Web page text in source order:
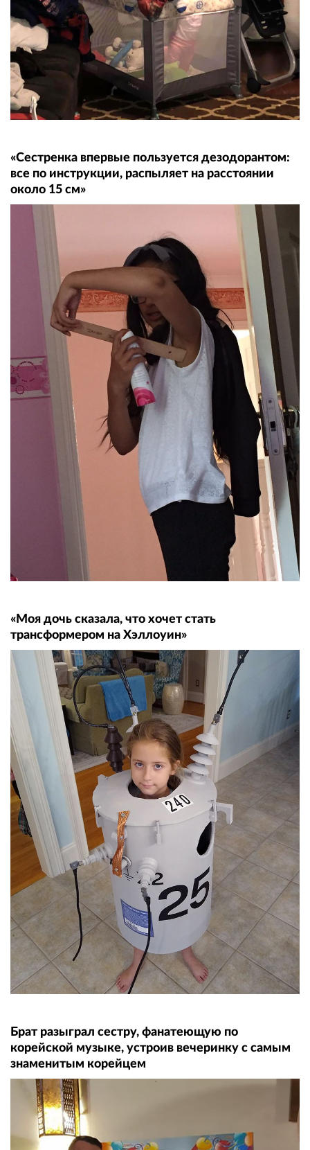
«Сестренка впервые пользуется дезодорантом:
все по инструкции, распыляет на расстоянии
около 15 см»
«Моя дочь сказала, что хочет стать
трансформером на Хэллоуин»
Брат разыграл сестру, фанатеющую по
корейской музыке, устроив вечеринку с самым
знаменитым корейцем